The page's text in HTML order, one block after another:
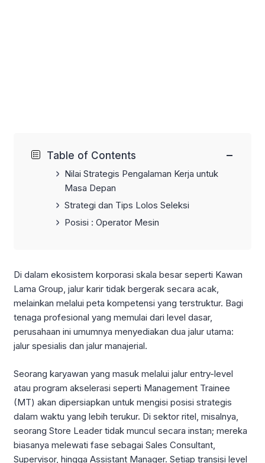
Table of Contents −
Nilai Strategis Pengalaman Kerja untuk
Masa Depan
Strategi dan Tips Lolos Seleksi
Posisi : Operator Mesin
Di dalam ekosistem korporasi skala besar seperti Kawan
Lama Group, jalur karir tidak bergerak secara acak,
melainkan melalui peta kompetensi yang terstruktur. Bagi
tenaga profesional yang memulai dari level dasar,
perusahaan ini umumnya menyediakan dua jalur utama:
jalur spesialis dan jalur manajerial.
Seorang karyawan yang masuk melalui jalur entry-level
atau program akselerasi seperti Management Trainee
(MT) akan dipersiapkan untuk mengisi posisi strategis
dalam waktu yang lebih terukur. Di sektor ritel, misalnya,
seorang Store Leader tidak muncul secara instan; mereka
biasanya melewati fase sebagai Sales Consultant,
Supervisor, hingga Assistant Manager. Setiap transisi level